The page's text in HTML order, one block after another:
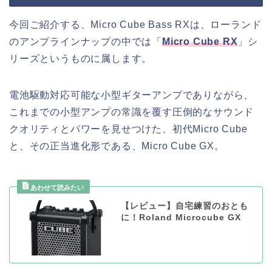
今回ご紹介する、Micro Cube Bass RXは、ローランド
のアンプラインナップの中では「Micro Cube RX 」シ
リーズというものに属します。
電池駆動対応可能な小型ギターアンプでありながら、
これまでの小型アンプの常識を覆す圧倒的なサウンド
クオリティとパワーを見せつけた、初代Micro Cube
と、その正当進化形である、Micro Cube GX。
【レビュー】自宅練習のおとも
に！Roland Microcube GX